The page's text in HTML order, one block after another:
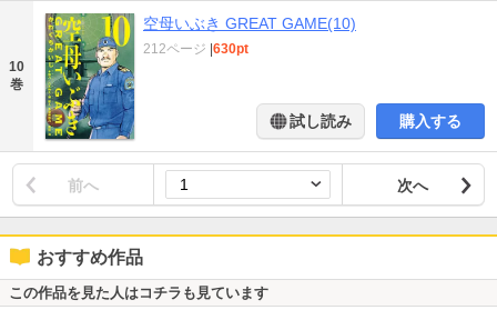
10
巻
空母いぶき GREAT GAME(10)
212ページ 630pt
試し読み 購入する
前へ 次へ
おすすめ作品
この作品を見た人はコチラも見ています